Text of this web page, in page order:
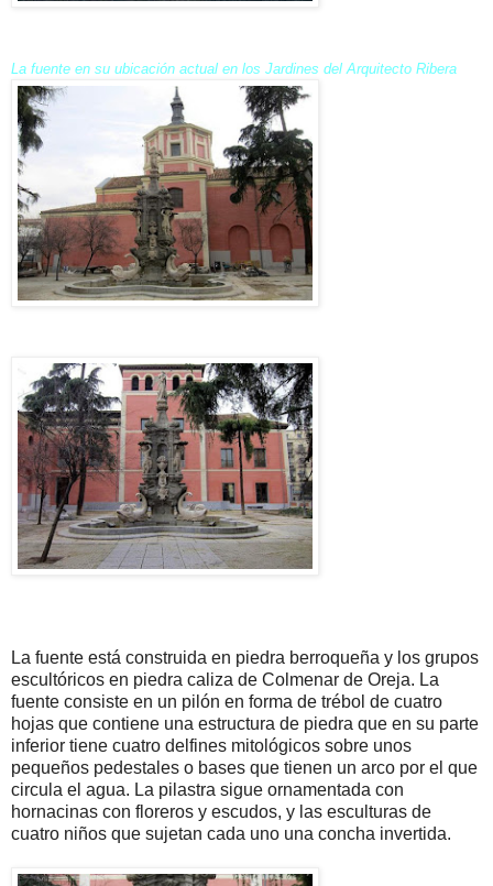
La fuente en su ubicación actual en los Jardines del Arquitecto Ribera
La fuente está construida en piedra berroqueña y los grupos
escultóricos en piedra caliza de Colmenar de Oreja. La
fuente consiste en un pilón en forma de trébol de cuatro
hojas que contiene una estructura de piedra que en su parte
inferior tiene cuatro delfines mitológicos sobre unos
pequeños pedestales o bases que tienen un arco por el que
circula el agua. La pilastra sigue ornamentada con
hornacinas con floreros y escudos, y las esculturas de
cuatro niños que sujetan cada uno una concha invertida.